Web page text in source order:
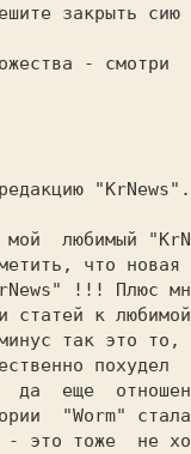
что новая
!!! Плюс
статей к
так это то,
похудел
да  еще
"Worm"
- это тоже  не